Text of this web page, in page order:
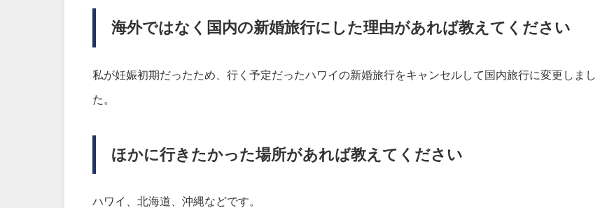
海外ではなく国内の新婚旅行にした理由があれば教えてください
私が妊娠初期だったため、行く予定だったハワイの新婚旅行をキャンセルして国内旅行に変更しまし
た。
ほかに行きたかった場所があれば教えてください
ハワイ、北海道、沖縄などです。